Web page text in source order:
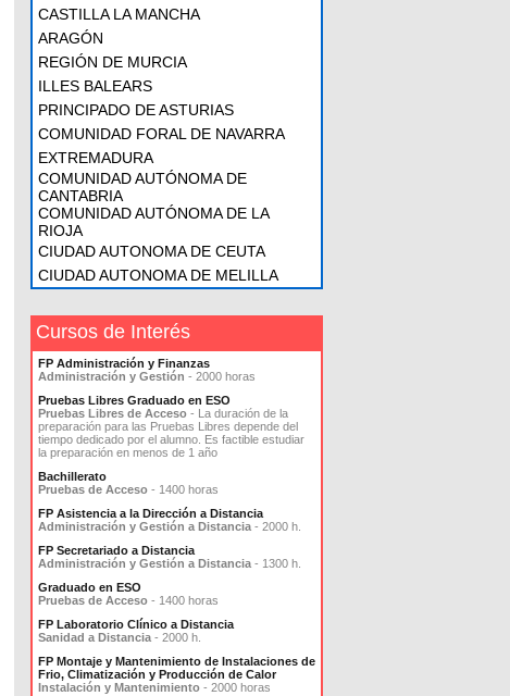
CASTILLA LA MANCHA
ARAGÓN
REGIÓN DE MURCIA
ILLES BALEARS
PRINCIPADO DE ASTURIAS
COMUNIDAD FORAL DE NAVARRA
EXTREMADURA
COMUNIDAD AUTÓNOMA DE
CANTABRIA
COMUNIDAD AUTÓNOMA DE LA
RIOJA
CIUDAD AUTONOMA DE CEUTA
CIUDAD AUTONOMA DE MELILLA
Cursos de Interés
FP Administración y Finanzas
Administración y Gestión - 2000 horas
Pruebas Libres Graduado en ESO
Pruebas Libres de Acceso - La duración de la
preparación para las Pruebas Libres depende del
tiempo dedicado por el alumno. Es factible estudiar
la preparación en menos de 1 año
Bachillerato
Pruebas de Acceso - 1400 horas
FP Asistencia a la Dirección a Distancia
Administración y Gestión a Distancia - 2000 h.
FP Secretariado a Distancia
Administración y Gestión a Distancia - 1300 h.
Graduado en ESO
Pruebas de Acceso - 1400 horas
FP Laboratorio Clínico a Distancia
Sanidad a Distancia - 2000 h.
FP Montaje y Mantenimiento de Instalaciones de
Frio, Climatización y Producción de Calor
Instalación y Mantenimiento - 2000 horas